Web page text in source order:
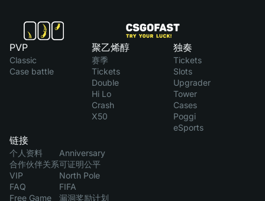
PVP
Classic
Case battle
聚乙烯醇
赛季
Tickets
Double
Hi Lo
Crash
X50
独奏
Tickets
Slots
Upgrader
Tower
Cases
Poggi
eSports
链接
个人资料
合作伙伴关系
VIP
FAQ
Free Game
Anniversary
可证明公平
North Pole
FIFA
漏洞奖励计划